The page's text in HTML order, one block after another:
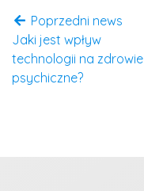
Poprzedni news
Jaki jest wpływ
technologii na zdrowie
psychiczne?